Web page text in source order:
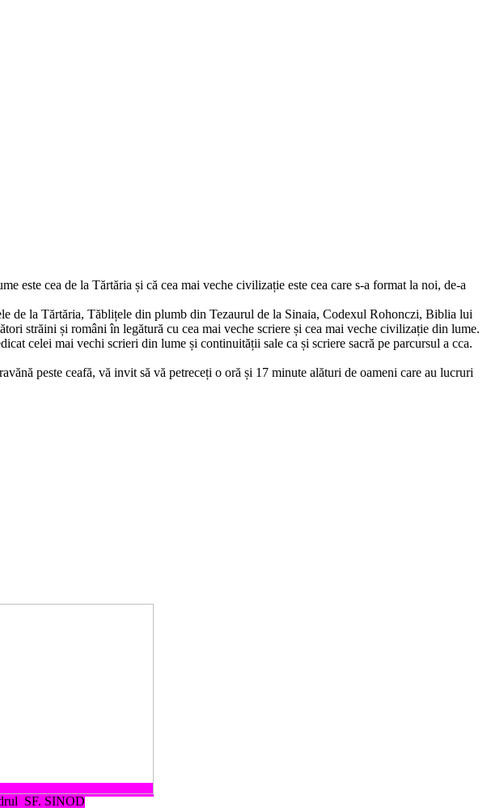
este cea de la Tărtăria și că cea mai veche civilizație este cea care s-a format la noi, de-a
de la Tărtăria, Tăblițele din plumb din Tezaurul de la Sinaia, Codexul Rohonczi, Biblia lui
străini și români în legătură cu cea mai veche scriere și cea mai veche civilizație din lume.
celei mai vechi scrieri din lume și continuității sale ca și scriere sacră pe parcursul a cca.
peste ceafă, vă invit să vă petreceți o oră și 17 minute alături de oameni care au lucruri
SF. SINOD